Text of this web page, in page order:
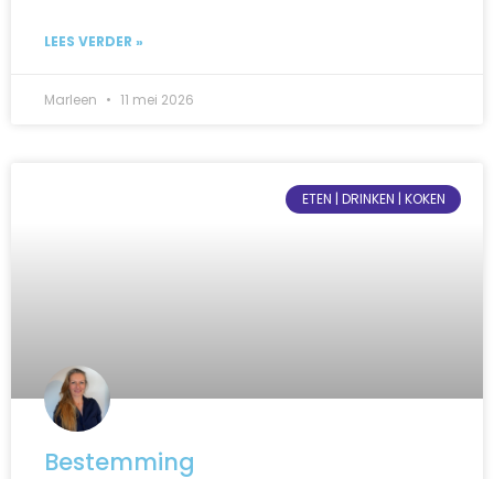
LEES VERDER »
Marleen 11 mei 2026
ETEN | DRINKEN | KOKEN
Bestemming